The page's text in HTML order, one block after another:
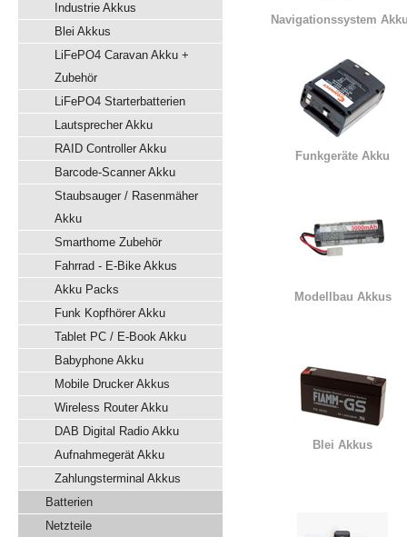
Industrie Akkus
Blei Akkus
LiFePO4 Caravan Akku +
Zubehör
LiFePO4 Starterbatterien
Lautsprecher Akku
RAID Controller Akku
Barcode-Scanner Akku
Staubsauger / Rasenmäher
Akku
Smarthome Zubehör
Fahrrad - E-Bike Akkus
Akku Packs
Funk Kopfhörer Akku
Tablet PC / E-Book Akku
Babyphone Akku
Mobile Drucker Akkus
Wireless Router Akku
DAB Digital Radio Akku
Aufnahmegerät Akku
Zahlungsterminal Akkus
Batterien
Netzteile
Navigationssystem
Funkgeräte Akku
Modellbau Akkus
Blei Akkus